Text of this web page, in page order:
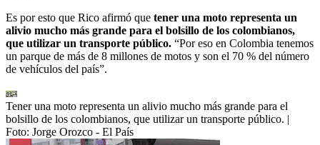
Es por esto que Rico afirmó que tener una moto representa un
alivio mucho más grande para el bolsillo de los colombianos,
que utilizar un transporte público. “Por eso en Colombia tenemos
un parque de más de 8 millones de motos y son el 70 % del número
de vehículos del país”.
Tener una moto representa un alivio mucho más grande para el
bolsillo de los colombianos, que utilizar un transporte público. |
Foto: Jorge Orozco - El País